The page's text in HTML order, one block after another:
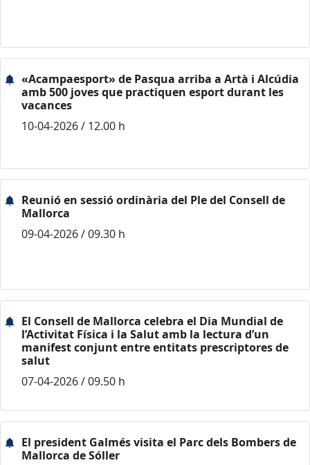
«Acampaesport» de Pasqua arriba a Artà i Alcúdia
amb 500 joves que practiquen esport durant les
vacances
10-04-2026 / 12.00 h
Reunió en sessió ordinària del Ple del Consell de
Mallorca
09-04-2026 / 09.30 h
El Consell de Mallorca celebra el Dia Mundial de
l’Activitat Física i la Salut amb la lectura d’un
manifest conjunt entre entitats prescriptores de
salut
07-04-2026 / 09.50 h
El president Galmés visita el Parc dels Bombers de
Mallorca de Sóller